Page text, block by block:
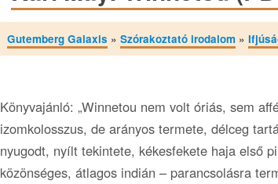
Gutemberg Galaxis » Szórakoztató irodalom»
Könyvajánló: „Winnetou nem volt óriás, sem
izomkolosszus, de arányos termete, délceg
nyugodt, nyílt tekintete, kékesfekete haja első
közönséges, átlagos indián – parancsolásra